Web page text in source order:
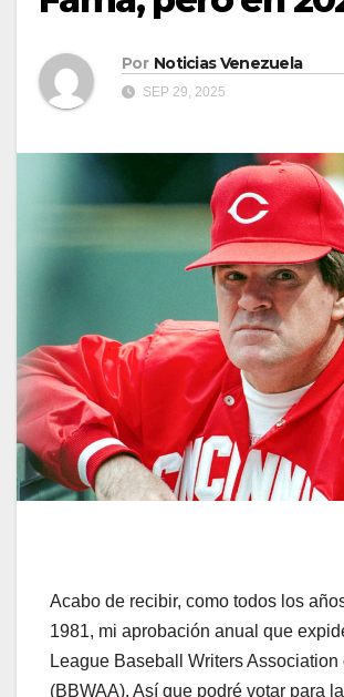
Por Noticias Venezuela
SEP 29, 2025
Acabo de recibir, como todos los
1981, mi aprobación anual que
League Baseball Writers Association
(BBWAA). Así que podré votar para